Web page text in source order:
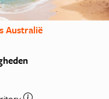
Australië